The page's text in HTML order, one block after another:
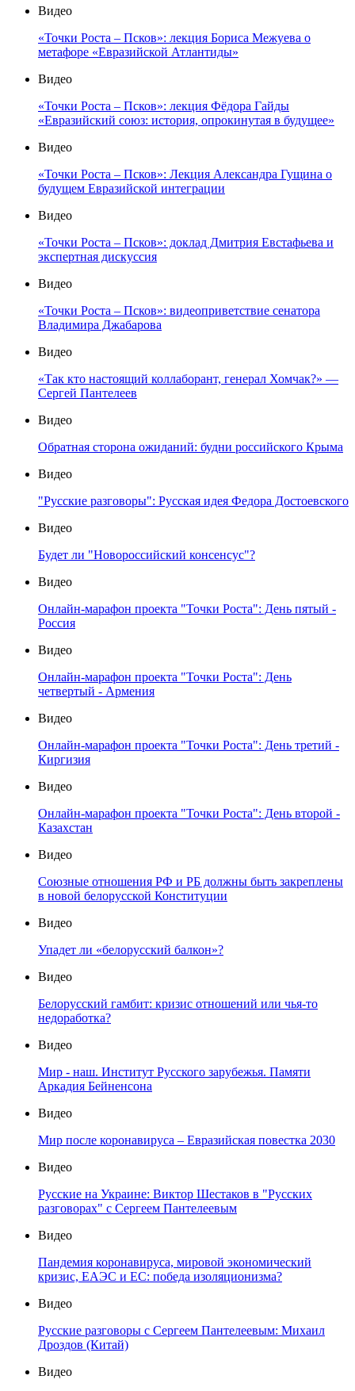
Видео
«Точки Роста – Псков»: лекция Бориса Межуева о
метафоре «Евразийской Атлантиды»
Видео
«Точки Роста – Псков»: лекция Фёдора Гайды
«Евразийский союз: история, опрокинутая в будущее»
Видео
«Точки Роста – Псков»: Лекция Александра Гущина о
будущем Евразийской интеграции
Видео
«Точки Роста – Псков»: доклад Дмитрия Евстафьева и
экспертная дискуссия
Видео
«Точки Роста – Псков»: видеоприветствие сенатора
Владимира Джабарова
Видео
«Так кто настоящий коллаборант, генерал Хомчак?» —
Сергей Пантелеев
Видео
Обратная сторона ожиданий: будни российского Крыма
Видео
"Русские разговоры": Русская идея Федора Достоевского
Видео
Будет ли "Новороссийский консенсус"?
Видео
Онлайн-марафон проекта "Точки Роста": День пятый -
Россия
Видео
Онлайн-марафон проекта "Точки Роста": День
четвертый - Армения
Видео
Онлайн-марафон проекта "Точки Роста": День третий -
Киргизия
Видео
Онлайн-марафон проекта "Точки Роста": День второй -
Казахстан
Видео
Союзные отношения РФ и РБ должны быть закреплены
в новой белорусской Конституции
Видео
Упадет ли «белорусский балкон»?
Видео
Белорусский гамбит: кризис отношений или чья-то
недоработка?
Видео
Мир - наш. Институт Русского зарубежья. Памяти
Аркадия Бейненсона
Видео
Мир после коронавируса – Евразийская повестка 2030
Видео
Русские на Украине: Виктор Шестаков в "Русских
разговорах" с Сергеем Пантелеевым
Видео
Пандемия коронавируса, мировой экономический
кризис, ЕАЭС и ЕС: победа изоляционизма?
Видео
Русские разговоры с Сергеем Пантелеевым: Михаил
Дроздов (Китай)
Видео